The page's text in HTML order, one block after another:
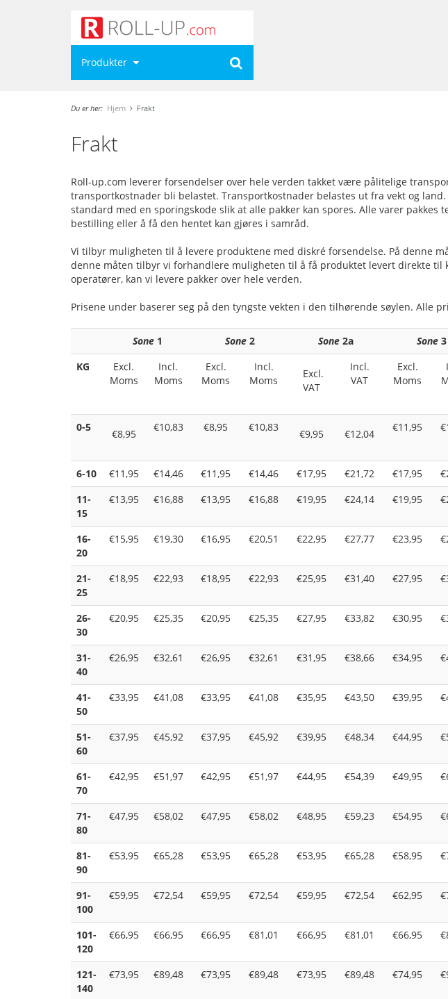
Produkter
Du er her: Hjem Frakt
Frakt
Roll-up.com leverer forsendelser over hele verden takket være pålitelige
transportkostnader bli belastet. Transportkostnader belastes ut fra vekt og
standard med en sporingskode slik at alle pakker kan spores. Alle varer
bestilling eller å få den hentet kan gjøres i samråd.
Vi tilbyr muligheten til å levere produktene med diskré forsendelse. På denne
denne måten tilbyr vi forhandlere muligheten til å få produktet levert direkte til
operatører, kan vi levere pakker over hele verden.
Prisene under baserer seg på den tyngste vekten i den tilhørende søylen. Alle
Sone1 Sone2 Sone2a Sone3
KG
Excl.
Moms
Incl.
Moms
Excl.
Moms
Incl.
Moms
Excl.
VAT
Incl.
VAT
Excl.
Moms
0-5
€8,95
€10,83 €8,95 €10,83
€9,95 €12,04
€11,95
6-10 €11,95 €14,46 €11,95 €14,46 €17,95 €21,72 €17,95
11-
15
€13,95 €16,88 €13,95 €16,88 €19,95 €24,14 €19,95
16-
20
€15,95 €19,30 €16,95 €20,51 €22,95 €27,77 €23,95
21-
25
€18,95 €22,93 €18,95 €22,93 €25,95 €31,40 €27,95
26-
30
€20,95 €25,35 €20,95 €25,35 €27,95 €33,82 €30,95
31-
40
€26,95 €32,61 €26,95 €32,61 €31,95 €38,66 €34,95
41-
50
€33,95 €41,08 €33,95 €41,08 €35,95 €43,50 €39,95
51-
60
€37,95 €45,92 €37,95 €45,92 €39,95 €48,34 €44,95
61-
70
€42,95 €51,97 €42,95 €51,97 €44,95 €54,39 €49,95
71-
80
€47,95 €58,02 €47,95 €58,02 €48,95 €59,23 €54,95
81-
90
€53,95 €65,28 €53,95 €65,28 €53,95 €65,28 €58,95
91-
100
€59,95 €72,54 €59,95 €72,54 €59,95 €72,54 €62,95
101-
120
€66,95 €66,95 €66,95 €81,01 €66,95 €81,01 €66,95
121-
140
€73,95 €89,48 €73,95 €89,48 €73,95 €89,48 €74,95